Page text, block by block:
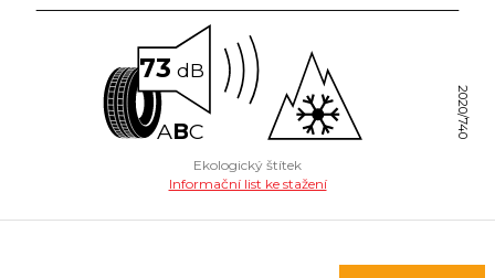
73 dB
ABC 2020/740
Ekologický štítek
Informační list ke stažení